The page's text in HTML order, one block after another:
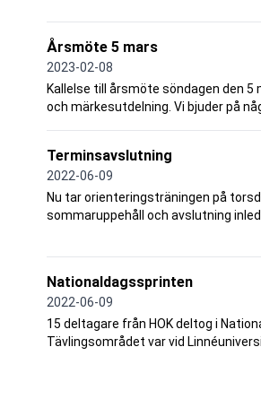
Årsmöte 5 mars
2023-02-08
Kallelse till årsmöte söndagen den
och märkesutdelning. Vi bjuder på
Terminsavslutning
2022-06-09
Nu tar orienteringsträningen på
sommaruppehåll och avslutning
Nationaldagssprinten
2022-06-09
15 deltagare från HOK deltog i
Tävlingsområdet var vid